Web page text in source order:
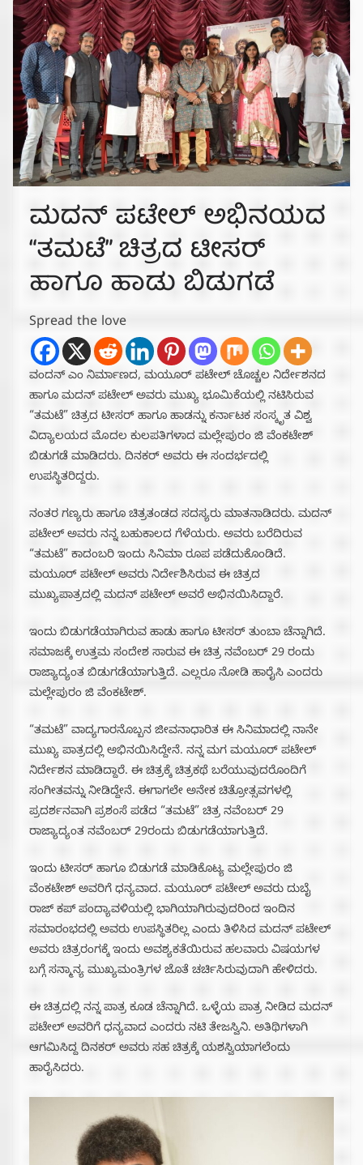
ಮದನ್ ಪಟೇಲ್ ಅಭಿನಯದ
“ತಮಟೆ” ಚಿತ್ರದ ಟೀಸರ್
ಹಾಗೂ ಹಾಡು ಬಿಡುಗಡೆ
Spread the love
ವಂದನ್ ಎಂ ನಿರ್ಮಾಣದ, ಮಯೂರ್ ಪಟೇಲ್ ಚೊಚ್ಚಲ ನಿರ್ದೇಶನದ
ಹಾಗೂ ಮದನ್ ಪಟೇಲ್ ಅವರು ಮುಖ್ಯ ಭೂಮಿಕೆಯಲ್ಲಿ ನಟಿಸಿರುವ
“ತಮಟೆ” ಚಿತ್ರದ ಟೀಸರ್ ಹಾಗೂ ಹಾಡನ್ನು ಕರ್ನಾಟಕ ಸಂಸ್ಕೃತ ವಿಶ್ವ
ವಿದ್ಯಾಲಯದ ಮೊದಲ ಕುಲಪತಿಗಳಾದ ಮಲ್ಲೇಪುರಂ ಜಿ ವೆಂಕಟೇಶ್
ಬಿಡುಗಡೆ ಮಾಡಿದರು. ದಿನಕರ್ ಅವರು ಈ ಸಂದರ್ಭದಲ್ಲಿ
ಉಪಸ್ಥಿತರಿದ್ದರು.
ನಂತರ ಗಣ್ಯರು ಹಾಗೂ ಚಿತ್ರತಂಡದ ಸದಸ್ಯರು ಮಾತನಾಡಿದರು. ಮದನ್
ಪಟೇಲ್ ಅವರು ನನ್ನ ಬಹುಕಾಲದ ಗೆಳೆಯರು. ಅವರು ಬರೆದಿರುವ
“ತಮಟೆ” ಕಾದಂಬರಿ ಇಂದು ಸಿನಿಮಾ ರೂಪ ಪಡೆದುಕೊಂಡಿದೆ.
ಮಯೂರ್ ಪಟೇಲ್ ಅವರು ನಿರ್ದೇಶಿಸಿರುವ ಈ ಚಿತ್ರದ
ಮುಖ್ಯಪಾತ್ರದಲ್ಲಿ ಮದನ್ ಪಟೇಲ್ ಅವರೆ ಅಭಿನಯಿಸಿದ್ದಾರೆ.
ಇಂದು ಬಿಡುಗಡೆಯಾಗಿರುವ ಹಾಡು ಹಾಗೂ ಟೀಸರ್ ತುಂಬಾ ಚೆನ್ನಾಗಿದೆ.
ಸಮಾಜಕ್ಕೆ ಉತ್ತಮ ಸಂದೇಶ ಸಾರುವ ಈ ಚಿತ್ರ ನವೆಂಬರ್ 29 ರಂದು
ರಾಜ್ಯಾದ್ಯಂತ ಬಿಡುಗಡೆಯಾಗುತ್ತಿದೆ. ಎಲ್ಲರೂ ನೋಡಿ ಹಾರೈಸಿ ಎಂದರು
ಮಲ್ಲೇಪುರಂ ಜಿ ವೆಂಕಟೇಶ್.
“ತಮಟೆ” ವಾದ್ಯಗಾರನೊಬ್ಬನ ಜೀವನಾಧಾರಿತ ಈ ಸಿನಿಮಾದಲ್ಲಿ ನಾನೇ
ಮುಖ್ಯ ಪಾತ್ರದಲ್ಲಿ ಅಭಿನಯಿಸಿದ್ದೇನೆ.‌ ನನ್ನ ಮಗ ಮಯೂರ್ ಪಟೇಲ್
ನಿರ್ದೇಶನ ಮಾಡಿದ್ದಾರೆ. ಈ ಚಿತ್ರಕ್ಕೆ ಚಿತ್ರಕಥೆ ಬರೆಯುವುದರೊಂದಿಗೆ
ಸಂಗೀತವನ್ನು ನೀಡಿದ್ದೇನೆ. ಈಗಾಗಲೇ ಅನೇಕ ಚಿತ್ರೋತ್ಸವಗಳಲ್ಲಿ
ಪ್ರದರ್ಶನವಾಗಿ ಪ್ರಶಂಸೆ ಪಡೆದ “ತಮಟೆ” ಚಿತ್ರ ನವೆಂಬರ್ 29
ರಾಜ್ಯಾದ್ಯಂತ ನವೆಂಬರ್ 29ರಂದು ಬಿಡುಗಡೆಯಾಗುತ್ತಿದೆ.
ಇಂದು ಟೀಸರ್ ಹಾಗೂ ಬಿಡುಗಡೆ ಮಾಡಿಕೊಟ್ಯ ಮಲ್ಲೇಪುರಂ ಜಿ
ವೆಂಕಟೇಶ್ ಅವರಿಗೆ ಧನ್ಯವಾದ. ಮಯೂರ್ ಪಟೇಲ್ ಅವರು ದುಬೈ
ರಾಜ್ ಕಪ್ ಪಂದ್ಯಾವಳಿಯಲ್ಲಿ ಭಾಗಿಯಾಗಿರುವುದರಿಂದ ಇಂದಿನ
ಸಮಾರಂಭದಲ್ಲಿ ಅವರು ಉಪಸ್ಥಿತರಿಲ್ಲ ಎಂದು ತಿಳಿಸಿದ ಮದನ್ ಪಟೇಲ್
ಅವರು ಚಿತ್ರರಂಗಕ್ಕೆ ಇಂದು ಅವಶ್ಯಕತೆಯಿರುವ ಹಲವಾರು ವಿಷಯಗಳ
ಬಗ್ಗೆ ಸನ್ಮಾನ್ಯ ಮುಖ್ಯಮಂತ್ರಿಗಳ ಜೊತೆ ಚರ್ಚಿಸಿರುವುದಾಗಿ ಹೇಳಿದರು.
ಈ ಚಿತ್ರದಲ್ಲಿ ನನ್ನ ಪಾತ್ರ ಕೂಡ ಚೆನ್ನಾಗಿದೆ. ಒಳ್ಳೆಯ ಪಾತ್ರ ನೀಡಿದ ಮದನ್
ಪಟೇಲ್ ಅವರಿಗೆ ಧನ್ಯವಾದ ಎಂದರು ನಟಿ ತೇಜಸ್ವಿನಿ. ಅತಿಥಿಗಳಾಗಿ
ಆಗಮಿಸಿದ್ದ ದಿನಕರ್ ಅವರು ಸಹ ಚಿತ್ರಕ್ಕೆ ಯಶಸ್ವಿಯಾಗಲೆಂದು
ಹಾರೈಸಿದರು.